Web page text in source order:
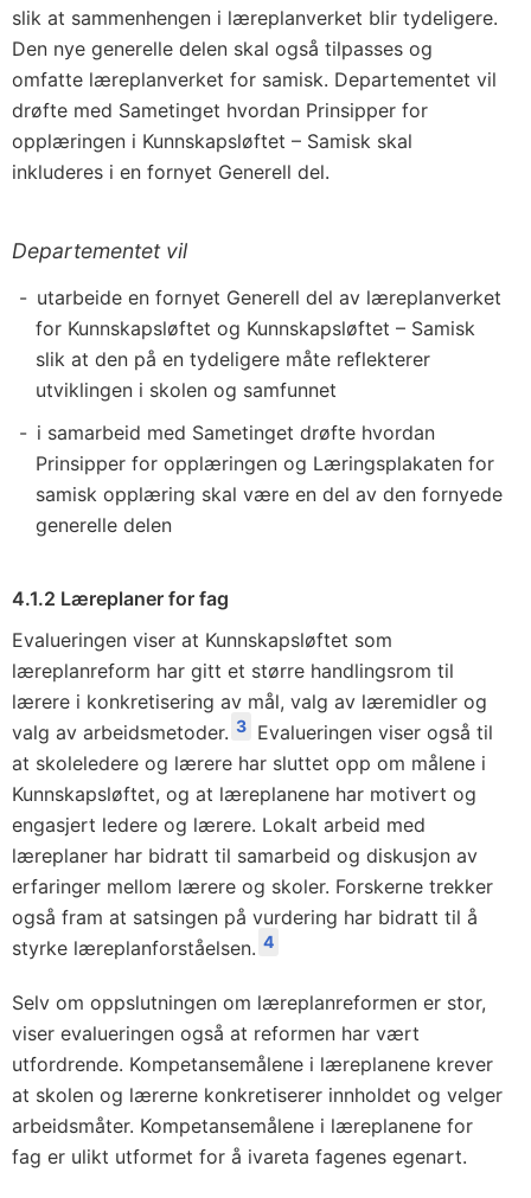
slik at sammenhengen i læreplanverket blir tydeligere.
Den nye generelle delen skal også tilpasses og
omfatte læreplanverket for samisk. Departementet vil
drøfte med Sametinget hvordan Prinsipper for
opplæringen i Kunnskapsløftet – Samisk skal
inkluderes i en fornyet Generell del.
Departementet vil
utarbeide en fornyet Generell del av læreplanverket
for Kunnskapsløftet og Kunnskapsløftet – Samisk
slik at den på en tydeligere måte reflekterer
utviklingen i skolen og samfunnet
i samarbeid med Sametinget drøfte hvordan
Prinsipper for opplæringen og Læringsplakaten for
samisk opplæring skal være en del av den fornyede
generelle delen
4.1.2 Læreplaner for fag
Evalueringen viser at Kunnskapsløftet som
læreplanreform har gitt et større handlingsrom til
lærere i konkretisering av mål, valg av læremidler og
valg av arbeidsmetoder. 3 Evalueringen viser også til
at skoleledere og lærere har sluttet opp om målene i
Kunnskapsløftet, og at læreplanene har motivert og
engasjert ledere og lærere. Lokalt arbeid med
læreplaner har bidratt til samarbeid og diskusjon av
erfaringer mellom lærere og skoler. Forskerne trekker
også fram at satsingen på vurdering har bidratt til å
styrke læreplanforståelsen. 4
Selv om oppslutningen om læreplanreformen er stor,
viser evalueringen også at reformen har vært
utfordrende. Kompetansemålene i læreplanene krever
at skolen og lærerne konkretiserer innholdet og velger
arbeidsmåter. Kompetansemålene i læreplanene for
fag er ulikt utformet for å ivareta fagenes egenart.